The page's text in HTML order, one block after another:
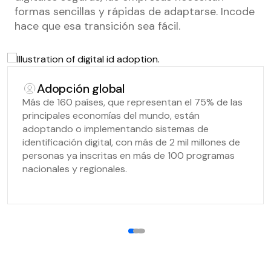
formas sencillas y rápidas de adaptarse. Incode
hace que esa transición sea fácil.
Adopción global
Más de 160 países, que representan el 75% de las
principales economías del mundo, están
adoptando o implementando sistemas de
identificación digital, con más de 2 mil millones de
personas ya inscritas en más de 100 programas
nacionales y regionales.
123